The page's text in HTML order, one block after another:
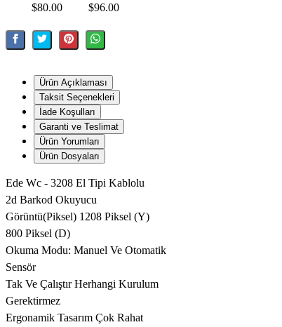
$80.00
$96.00
Ürün Açıklaması
Taksit Seçenekleri
İade Koşulları
Garanti ve Teslimat
Ürün Yorumları
Ürün Dosyaları
Ede Wc - 3208 El Tipi Kablolu
2d Barkod Okuyucu
Görüntü(Piksel) 1208 Piksel (Y)
800 Piksel (D)
Okuma Modu: Manuel Ve Otomatik
Sensör
Tak Ve Çalıştır Herhangi Kurulum
Gerektirmez
Ergonamik Tasarım Çok Rahat